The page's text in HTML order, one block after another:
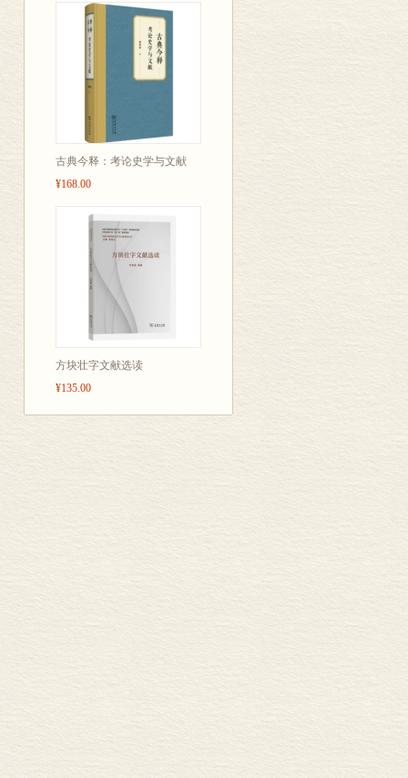
古典今释：考论史学与文献
¥168.00
方块壮字文献选读
¥135.00